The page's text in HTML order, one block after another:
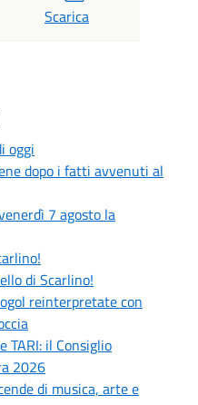
Scarica
oggi
dopo i fatti avvenuti al
7 agosto la
di Scarlino!
reinterpretate con
il Consiglio
2026
di musica, arte e